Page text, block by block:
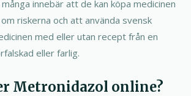
innebär att de kan köpa medicinen
riskerna och att använda svensk
med eller utan recept från en
eller farlig.
Metronidazol online?